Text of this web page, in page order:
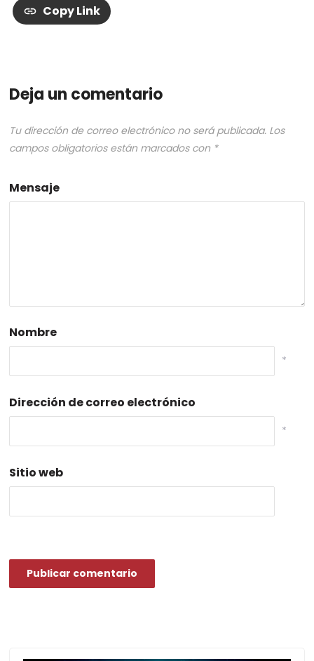
Copy Link
Deja un comentario
Tu dirección de correo electrónico no será publicada. Los
campos obligatorios están marcados con *
Mensaje
Nombre
*
Dirección de correo electrónico
*
Sitio web